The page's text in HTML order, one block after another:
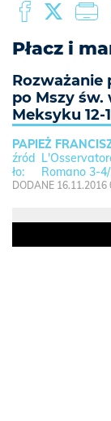
Płacz i
Rozważanie
po Mszy św.
Meksyku 12-
PAPIEŻ
Romano 3-
DODANE 16.11.2016